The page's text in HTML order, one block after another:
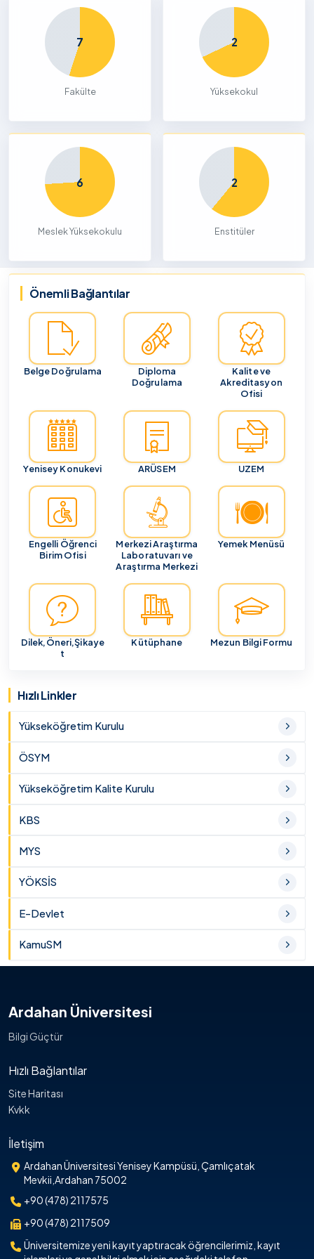
7
Fakülte
2
Yüksekokul
6
Meslek Yüksekokulu
2
Enstitüler
Önemli Bağlantılar
Belge Doğrulama
Diploma
Doğrulama
Kalite ve
Akreditasyon
Ofisi
Yenisey Konukevi ARÜSEM UZEM
Engelli Öğrenci
Birim Ofisi
Merkezi Araştırma
Laboratuvarı ve
Araştırma Merkezi
Yemek Menüsü
Dilek,Öneri,Şikaye
t
Kütüphane Mezun Bilgi Formu
Hızlı Linkler
Yükseköğretim Kurulu
ÖSYM
Yükseköğretim Kalite Kurulu
KBS
MYS
YÖKSİS
E-Devlet
KamuSM
Ardahan Üniversitesi
Bilgi Güçtür
Hızlı Bağlantılar
Site Haritası
Kvkk
İletişim
Ardahan Üniversitesi Yenisey Kampüsü, Çamlıçatak
Mevkii,Ardahan 75002
+90 (478) 2117575
+90 (478) 2117509
Üniversitemize yeni kayıt yaptıracak öğrencilerimiz, kayıt